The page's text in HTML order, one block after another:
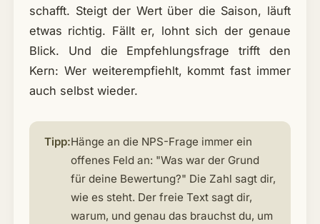
schafft. Steigt der Wert über die Saison, läuft
etwas richtig. Fällt er, lohnt sich der genaue
Blick. Und die Empfehlungsfrage trifft den
Kern: Wer weiterempfiehlt, kommt fast immer
auch selbst wieder.
Tipp:Hänge an die NPS-Frage immer ein
offenes Feld an: "Was war der Grund
für deine Bewertung?" Die Zahl sagt dir,
wie es steht. Der freie Text sagt dir,
warum, und genau das brauchst du, um